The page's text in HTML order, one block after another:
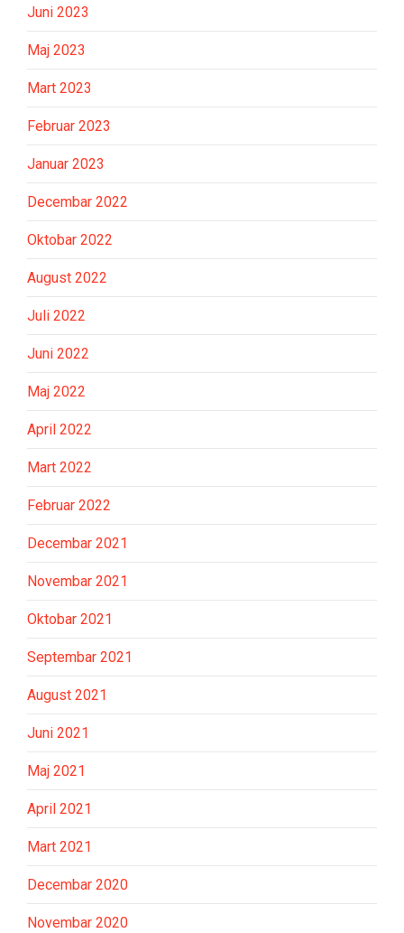
Juni 2023
Maj 2023
Mart 2023
Februar 2023
Januar 2023
Decembar 2022
Oktobar 2022
August 2022
Juli 2022
Juni 2022
Maj 2022
April 2022
Mart 2022
Februar 2022
Decembar 2021
Novembar 2021
Oktobar 2021
Septembar 2021
August 2021
Juni 2021
Maj 2021
April 2021
Mart 2021
Decembar 2020
Novembar 2020